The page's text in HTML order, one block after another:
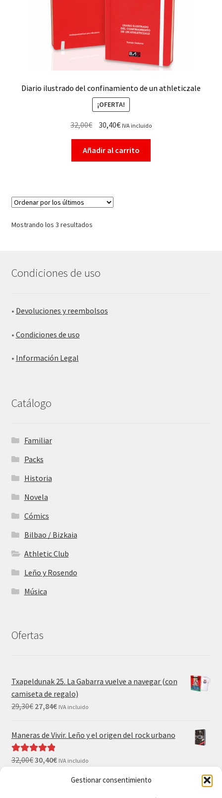
Gestionar consentimiento
Diario ilustrado del confinamiento de un athleticzale
¡OFERTA!
32,00€ 30,40€ IVA incluido
Añadir al carrito
Mostrando los 3 resultados
Condiciones de uso
• Devoluciones y reembolsos
• Condiciones de uso
• Información Legal
Catálogo
Familiar
Packs
Historia
Novela
Cómics
Bilbao / Bizkaia
Athletic Club
Leño y Rosendo
Música
Ofertas
Txapeldunak 25. La Gabarra vuelve a navegar (con
camiseta de regalo)
29,30€ 27,84€ IVA incluido
Maneras de Vivir. Leño y el origen del rock urbano
Valorado con
32,00€30,40€ IVA incluido